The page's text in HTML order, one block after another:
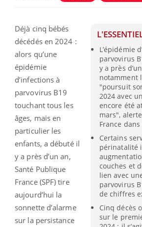
L’épidémie
parvovirus
y a près
notamment
"poursuit
2024 avec
encore été
mars",
France
Certains
périnatalité
couches et
lien avec
parvovirus
de chiffres
Cinq décès
sur le
Déjà cinq bébés
décédés en 2024 :
alors qu’une
épidémie
d’infections à
parvovirus B19
touchant tous les
âges, mais en
particulier les
enfants, a débuté il
y a près d’un an,
Santé Publique
France (SPF) tire
aujourd’hui la
sonnette d’alarme
sur la persistance